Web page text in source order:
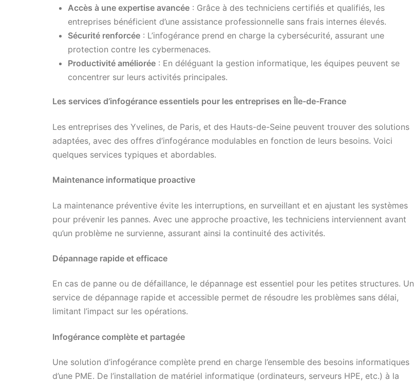
Accès à une expertise avancée : Grâce à des techniciens certifiés et qualifiés, les
entreprises bénéficient d’une assistance professionnelle sans frais internes élevés.
Sécurité renforcée : L’infogérance prend en charge la cybersécurité, assurant une
protection contre les cybermenaces.
Productivité améliorée : En déléguant la gestion informatique, les équipes peuvent se
concentrer sur leurs activités principales.
Les services d’infogérance essentiels pour les entreprises en Île-de-France
Les entreprises des Yvelines, de Paris, et des Hauts-de-Seine peuvent trouver des solutions
adaptées, avec des offres d’infogérance modulables en fonction de leurs besoins. Voici
quelques services typiques et abordables.
Maintenance informatique proactive
La maintenance préventive évite les interruptions, en surveillant et en ajustant les systèmes
pour prévenir les pannes. Avec une approche proactive, les techniciens interviennent avant
qu’un problème ne survienne, assurant ainsi la continuité des activités.
Dépannage rapide et efficace
En cas de panne ou de défaillance, le dépannage est essentiel pour les petites structures. Un
service de dépannage rapide et accessible permet de résoudre les problèmes sans délai,
limitant l’impact sur les opérations.
Infogérance complète et partagée
Une solution d’infogérance complète prend en charge l’ensemble des besoins informatiques
d’une PME. De l’installation de matériel informatique (ordinateurs, serveurs HPE, etc.) à la